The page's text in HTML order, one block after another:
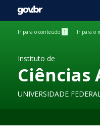
GOVBR
Ir para o conteúdo 1 Ir para o
Instituto de
Ciências
UNIVERSIDADE